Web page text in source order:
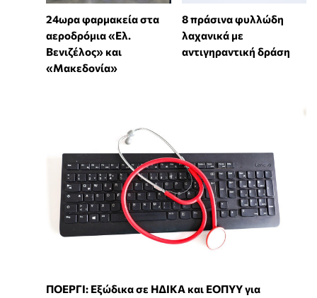
24ωρα φαρμακεία στα
αεροδρόμια «Ελ.
Βενιζέλος» και
«Μακεδονία»
8 πράσινα φυλλώδη
λαχανικά με
αντιγηραντική δράση
ΠΟΕΡΓΙ: Εξώδικα σε ΗΔΙΚΑ και ΕΟΠΥΥ για